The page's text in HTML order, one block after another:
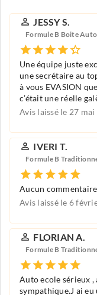
JESSY S.
Formule B Boite
Une équipe juste
une secrétaire au
à vous EVASION
c’était une réelle
Avis laissé le 27 mai
IVERI T.
Formule B
Aucun commentaire
Avis laissé le 6
FLORIAN A.
Formule B
Auto ecole sérieux ,
sympathique.J ai